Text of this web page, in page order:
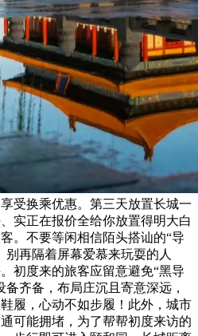
受换乘优惠。第三天放置长城一
实正在报价全给你放置得明大白
。不要等闲相信陌头搭讪的“导
再隔着屏幕爱慕来玩耍的人
初度来的旅客应留意避免“黑导
齐备，布局庄沉且寄意深远，
履，心动不如步履！此外，城市
可能拥堵，为了帮帮初度来访的